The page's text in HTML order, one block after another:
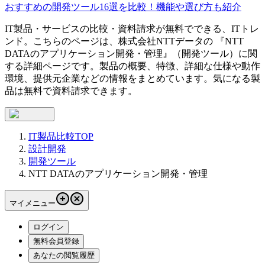
おすすめの開発ツール16選を比較！機能や選び方も紹介
IT製品・サービスの比較・資料請求が無料でできる、ITトレ
ンド。こちらのページは、 株式会社NTTデータの 『NTT
DATAのアプリケーション開発・管理 』（ 開発ツール）に関
する詳細ページです。製品の概要、特徴、詳細な仕様や動作
環境、提供元企業などの情報をまとめています。気になる製
品は無料で資料請求できます。
IT製品比較TOP
設計開発
開発ツール
NTT DATAのアプリケーション開発・管理
マイメニュー
ログイン
無料会員登録
あなたの閲覧履歴